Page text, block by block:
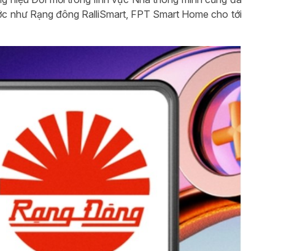
như Rạng đông RalliSmart, FPT Smart Home cho tới